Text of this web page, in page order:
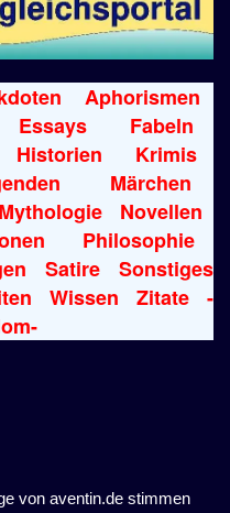
Aphorismen
Essays
Fabeln
Historien
Krimis
Märchen
Mythologie
Novellen
Philosophie
Satire
Sonstiges
Wissen Zitate
-
von aventin.de stimmen